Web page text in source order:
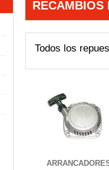
RECAMBIOS
Todos los